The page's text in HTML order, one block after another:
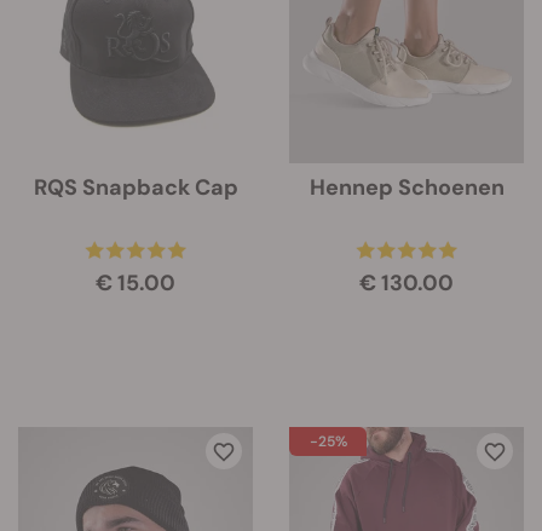
RQS Snapback Cap
€ 15.00
Hennep Schoenen
€ 130.00
-25%